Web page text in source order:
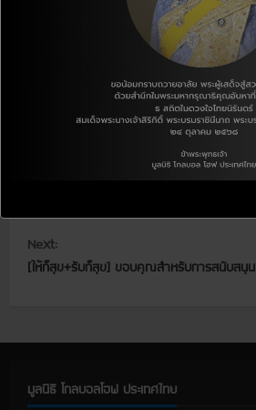
[ให้ก็สุข+รับก็สุข] ’โครงการเพื่อน
o
n
Next:
[ให้ก็สุข+รับก็สุข] ขอบคุณสำหรับการสนับสนุน
มูลนิธิ โกลบอลโฮฟ ประเทศไทย